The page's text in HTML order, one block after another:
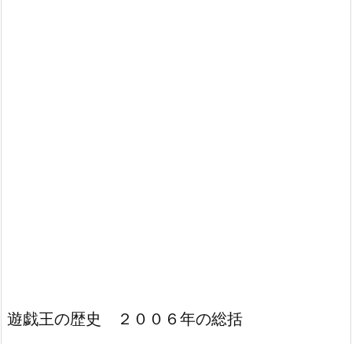
遊戯王の歴史 ２００６年の総括